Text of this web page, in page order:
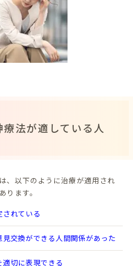
法が適している人
、以下のように治療が適用され
ります。
れている
交換ができる人間関係があった
切に表現できる